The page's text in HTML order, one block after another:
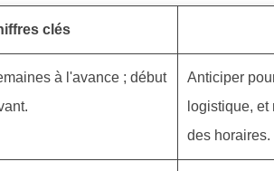
clés
à l'avance ; début
Anticiper
logistique,
des horaires.